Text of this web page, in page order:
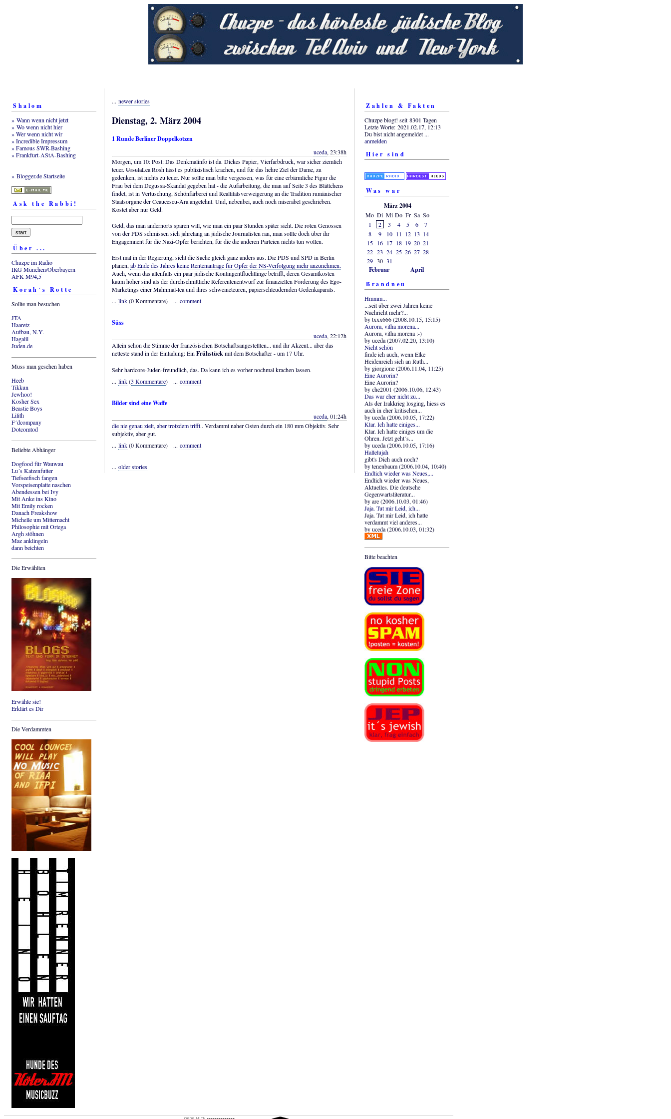
Shalom
» Wann wenn nicht jetzt
» Wo wenn nicht hier
» Wer wenn nicht wir
» Incredible Impressum
» Famous SWR-Bashing
» Frankfurt-AStA-Bashing
» Blogger.de Startseite
Ask the Rabbi!
Über ...
Chuzpe im Radio
IKG München/Oberbayern
AFK M94,5
Korah´s Rotte
Sollte man besuchen
JTA
Haaretz
Aufbau, N.Y.
Hagalil
Juden.de
Muss man gesehen haben
Heeb
Tikkun
Jewhoo!
Kosher Sex
Beastie Boys
Lilith
F´dcompany
Dotcomtod
Beliebte Abhänger
Dogfood für Wauwau
Lu´s Katzenfutter
Tiefseefisch fangen
Vorspeisenplatte naschen
Abendessen bei Ivy
Mit Anke ins Kino
Mit Emily rocken
Danach Freakshow
Michelle um Mitternacht
Philosophie mit Ortega
Argh stöhnen
Maz anklingeln
dann beichten
Die Erwählten
Erwähle sie!
Erklärt es Dir
Die Verdammten
... newer stories
Dienstag, 2. März 2004
1 Runde Berliner Doppelkotzen
uceda, 23:38h
Morgen, um 10: Post: Das Denkmalinfo ist da. Dickes Papier, Vierfarbdruck, war sicher ziemlich
teuer. UrsulaLea Rosh lässt es publizistisch krachen, und für das hehre Ziel der Dame, zu
gedenken, ist nichts zu teuer. Nur sollte man bitte vergessen, was für eine erbärmliche Figur die
Frau bei dem Degussa-Skandal gegeben hat - die Aufarbeitung, die man auf Seite 3 des Blättchens
findet, ist in Vertuschung, Schönfärberei und Realtitätsverweigerung an die Tradition rumänischer
Staatsorgane der Ceaucescu-Ära angelehnt. Und, nebenbei, auch noch miserabel geschrieben.
Kostet aber nur Geld.
Geld, das man andernorts sparen will, wie man ein paar Stunden später sieht. Die roten Genossen
von der PDS schmissen sich jahrelang an jüdische Journalisten ran, man sollte doch über ihr
Engagemnent für die Nazi-Opfer berichten, für die die anderen Parteien nichts tun wollen.
Erst mal in der Regierung, sieht die Sache gleich ganz anders aus. Die PDS und SPD in Berlin
planen, ab Ende des Jahres keine Rentenanträge für Opfer der NS-Verfolgung mehr anzunehmen.
Auch, wenn das allenfalls ein paar jüdische Kontingentflüchtlinge betrifft, deren Gesamtkosten
kaum höher sind als der durchschnittliche Referentenentwurf zur finanziellen Förderung des Ego-
Marketings einer Mahnmal-lea und ihres schweineteuren, papierschleudernden Gedenkaparats.
... link(0 Kommentare) ... comment
Süss
uceda, 22:12h
Allein schon die Stimme der französischen Botschaftsangestellten... und ihr Akzent... aber das
netteste stand in der Einladung: Ein Frühstückmit dem Botschafter - um 17 Uhr.
Sehr hardcore-Juden-freundlich, das. Da kann ich es vorher nochmal krachen lassen.
... link(3 Kommentare) ... comment
Bilder sind eine Waffe
uceda, 01:24h
die nie genau zielt, aber trotzdem trifft.. Verdammt naher Osten durch ein 180 mm Objektiv. Sehr
subjektiv, aber gut.
... link(0 Kommentare) ... comment
... older stories
Zahlen & Fakten
Chuzpe blogt! seit 8301 Tagen
Letzte Worte: 2021.02.17, 12:13
Du bist nicht angemeldet ...
anmelden
Hier sind
Was war
März 2004
Mo Di Mi Do Fr Sa So
1
2 3 4 5 6
7
8
9 10 11 12 13 14
15
16 17 18 19 20 21
22 23 24 25 26 27 28
29 30 31
Februar
April
Brandneu
Hmmm...
...seit über zwei Jahren keine
Nachricht mehr?...
by txxx666 (2008.10.15, 15:15)
Aurora, vilha morena...
Aurora, vilha morena :-)
by uceda (2007.02.20, 13:10)
Nicht schön
finde ich auch, wenn Elke
Heidenreich sich an Ruth...
by giorgione (2006.11.04, 11:25)
Eine Aurorin?
Eine Aurorin?
by che2001 (2006.10.06, 12:43)
Das war eher nicht zu...
Als der Irakkrieg losging, hiess es
auch in eher kritischen...
by uceda (2006.10.05, 17:22)
Klar. Ich hatte einiges...
Klar. Ich hatte einiges um die
Ohren. Jetzt geht´s...
by uceda (2006.10.05, 17:16)
Hallelujah
gibt's Dich auch noch?
by tenenbaum (2006.10.04, 10:40)
Endlich wieder was Neues,...
Endlich wieder was Neues,
Aktuelles. Die deutsche
Gegenwartsliteratur...
by are (2006.10.03, 01:46)
Jaja. Tut mir Leid, ich...
Jaja. Tut mir Leid, ich hatte
verdammt viel anderes...
by uceda (2006.10.03, 01:32)
Bitte beachten